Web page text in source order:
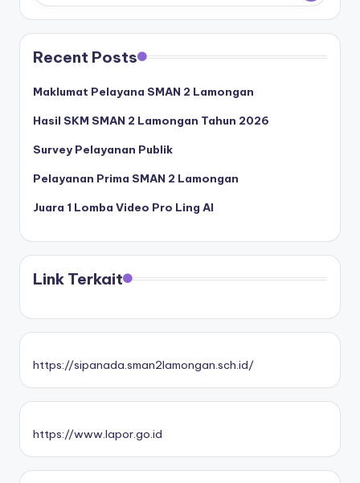
Recent Posts
Maklumat Pelayana SMAN 2 Lamongan
Hasil SKM SMAN 2 Lamongan Tahun 2026
Survey Pelayanan Publik
Pelayanan Prima SMAN 2 Lamongan
Juara 1 Lomba Video Pro Ling AI
Link Terkait
https://sipanada.sman2lamongan.sch.id/
https://www.lapor.go.id